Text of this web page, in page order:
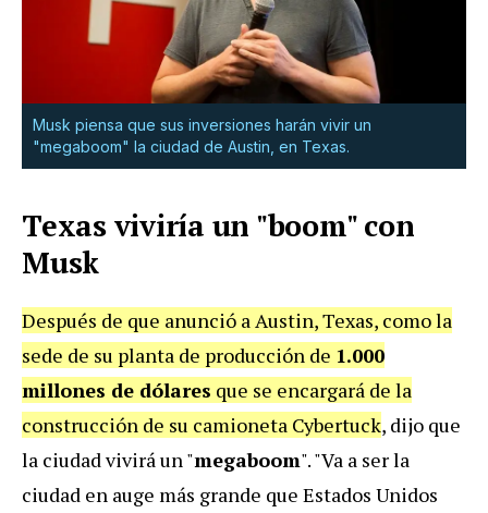
Musk piensa que sus inversiones harán vivir un
"megaboom" la ciudad de Austin, en Texas.
Texas viviría un "boom" con
Musk
Después de que anunció a Austin, Texas, como la
sede de su planta de producción de 1.000
millones de dólares que se encargará de la
construcción de su camioneta Cybertuck, dijo que
la ciudad vivirá un "megaboom". "Va a ser la
ciudad en auge más grande que Estados Unidos